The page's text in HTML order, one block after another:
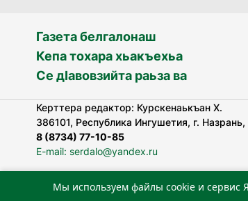
Газета белгалонаш
Кепа тохара хьакъехьа
Се дӀавовзийта раьза ва
Керттера редактор: Курскенаькъан Х.
386101, Республика Ингушетия, г.
8 (8734) 77-10-85
E-mail: serdalo@yandex.ru
«Сердало» газета арадувлар чIоагIдаьд
Мы используем файлы cookie и сервис